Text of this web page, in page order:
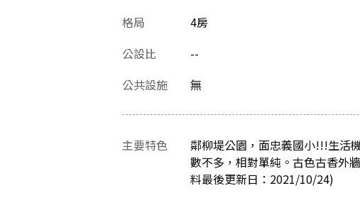
格局
4房
公設比
--
公共設施 無
主要特色
鄰柳堤公園，面忠義國小!!!生活
數不多，相對單純。古色古香外
料最後更新日：2021/10/24)